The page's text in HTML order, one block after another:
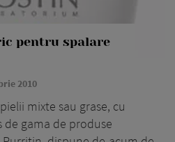
pentru spalare
2010
mixte sau grase, cu
gama de produse